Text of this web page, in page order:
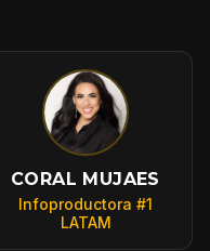
CORAL MUJAES
Infoproductora #1
LATAM